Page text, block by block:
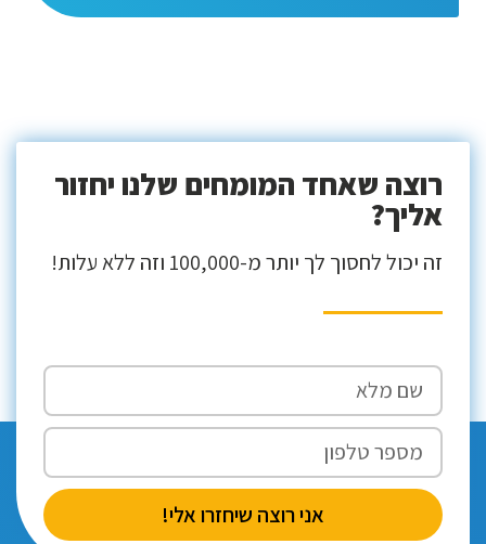
רוצה שאחד המומחים שלנו יחזור
אליך?
זה יכול לחסוך לך יותר מ-100,000 וזה ללא עלות!
אני רוצה שיחזרו אלי!